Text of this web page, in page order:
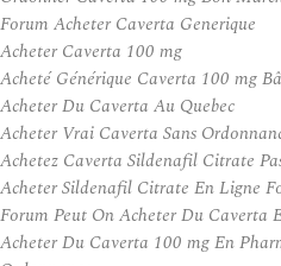
Forum Acheter Caverta Generique
Acheter Caverta 100 mg
Acheté Générique Caverta 100 mg
Acheter Du Caverta Au Quebec
Acheter Vrai Caverta Sans
Achetez Caverta Sildenafil Citrate
Acheter Sildenafil Citrate En Ligne
Forum Peut On Acheter Du Caverta
Acheter Du Caverta 100 mg En